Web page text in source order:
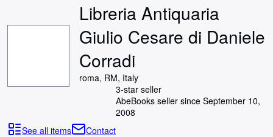
Browse Collections
Art & Collectables
Libreria Antiquaria
Giulio Cesare di Daniele
Corradi
roma, RM, Italy
3-star seller
AbeBooks seller since September 10,
2008
See all items
Contact